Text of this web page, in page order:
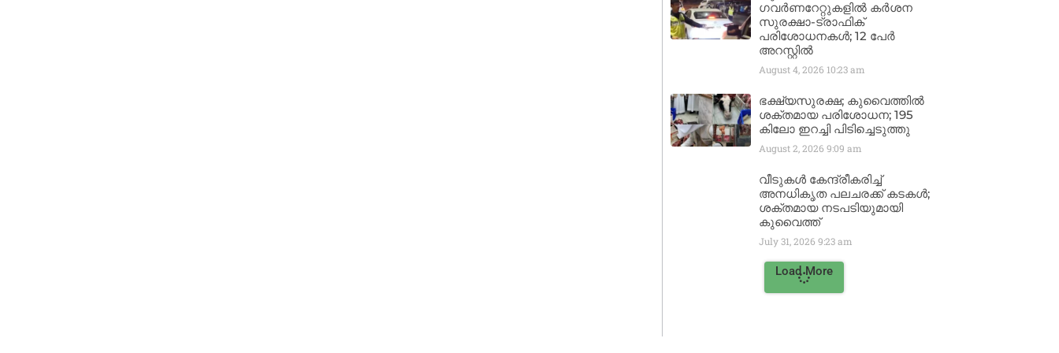
ഗവർണറേറ്റുകളിൽ കർശന
സുരക്ഷാ-ട്രാഫിക്
പരിശോധനകൾ; 12 പേർ
അറസ്റ്റിൽ
August 4, 2026 10:23 am
ഭക്ഷ്യസുരക്ഷ; കുവൈത്തിൽ
ശക്തമായ പരിശോധന; 195
കിലോ ഇറച്ചി പിടിച്ചെടുത്തു
August 2, 2026 9:09 am
വീടുകൾ കേന്ദ്രീകരിച്ച്
അനധികൃത പലചരക്ക് കടകൾ;
ശക്തമായ നടപടിയുമായി
കുവൈത്ത്
July 31, 2026 9:23 am
Load More